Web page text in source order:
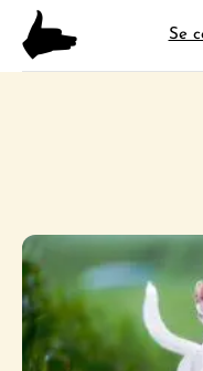
contenu
Se